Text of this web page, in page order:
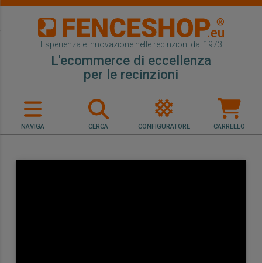
Esperienza e innovazione nelle recinzioni dal 1973
L'ecommerce di eccellenza
per le recinzioni
NAVIGA CERCA CONFIGURATORE CARRELLO